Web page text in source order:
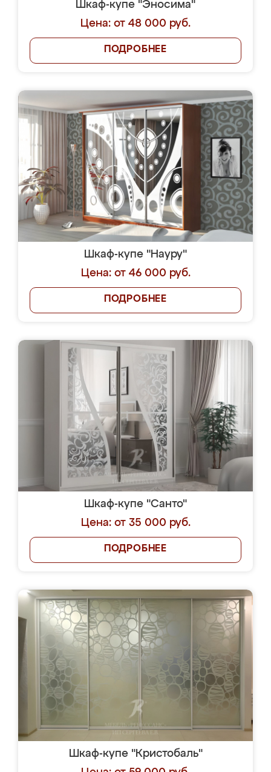
Шкаф-купе "Эносима"
Цена: от 48 000 руб.
ПОДРОБНЕЕ
Шкаф-купе "Науру"
Цена: от 46 000 руб.
ПОДРОБНЕЕ
Шкаф-купе "Санто"
Цена: от 35 000 руб.
ПОДРОБНЕЕ
Шкаф-купе "Кристобаль"